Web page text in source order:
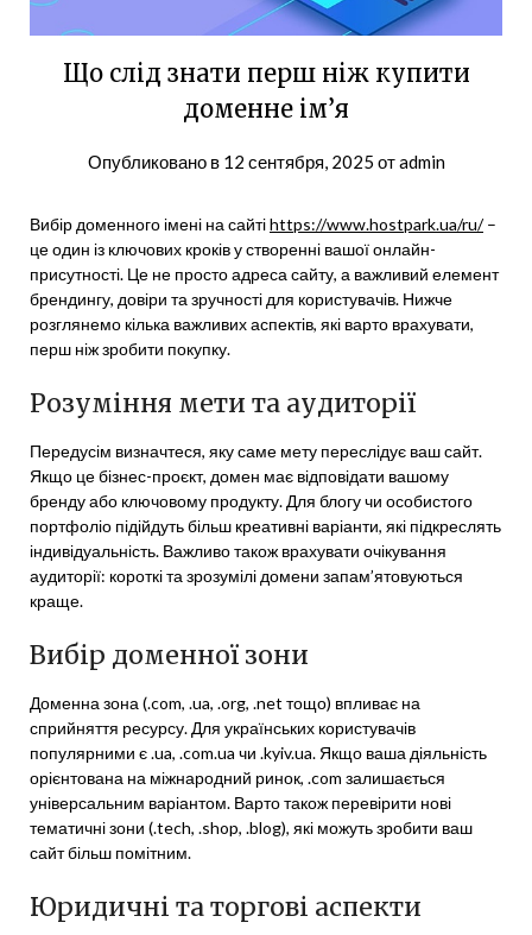
Що слід знати перш ніж купити
доменне ім’я
Опубликовано в 12 сентября, 2025 отadmin
Вибір доменного імені на сайтіhttps://www.hostpark.ua/ru/–
це один із ключових кроків у створенні вашої онлайн-
присутності. Це не просто адреса сайту, а важливий елемент
брендингу, довіри та зручності для користувачів. Нижче
розглянемо кілька важливих аспектів, які варто врахувати,
перш ніж зробити покупку.
Розуміння мети та аудиторії
Передусім визначтеся, яку саме мету переслідує ваш сайт.
Якщо це бізнес-проєкт, домен має відповідати вашому
бренду або ключовому продукту. Для блогу чи особистого
портфоліо підійдуть більш креативні варіанти, які підкреслять
індивідуальність. Важливо також врахувати очікування
аудиторії: короткі та зрозумілі домени запам’ятовуються
краще.
Вибір доменної зони
Доменна зона (.com, .ua, .org, .net тощо) впливає на
сприйняття ресурсу. Для українських користувачів
популярними є .ua, .com.ua чи .kyiv.ua. Якщо ваша діяльність
орієнтована на міжнародний ринок, .com залишається
універсальним варіантом. Варто також перевірити нові
тематичні зони (.tech, .shop, .blog), які можуть зробити ваш
сайт більш помітним.
Юридичні та торгові аспекти